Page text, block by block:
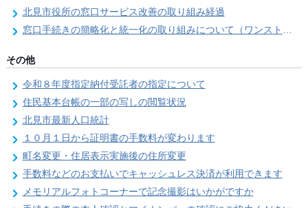
北見市役所の窓口サービス改善の取り組み経過
窓口手続きの簡略化と統一化の取り組みについて（ワンストップサービス推進事業）
その他
令和８年度指定納付受託者の指定について
住民基本台帳の一部の写しの閲覧状況
北見市最新人口統計
１０月１日から証明書の手数料が変わります
町名変更・住居表示実施後の住所変更
手数料などのお支払いでキャッシュレス決済が利用できます
メモリアルフォトコーナーで記念撮影はいかがですか